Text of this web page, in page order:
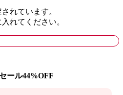
れています。
れてください。
ール44%OFF